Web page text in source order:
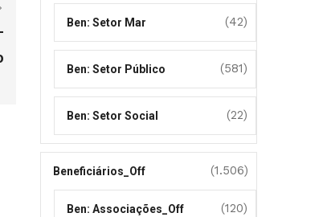
Ben: Setor Mar (42)
Ben: Setor Público (581)
Ben: Setor Social (22)
Beneficiários_Off (1.506)
Ben: Associações_Off (120)